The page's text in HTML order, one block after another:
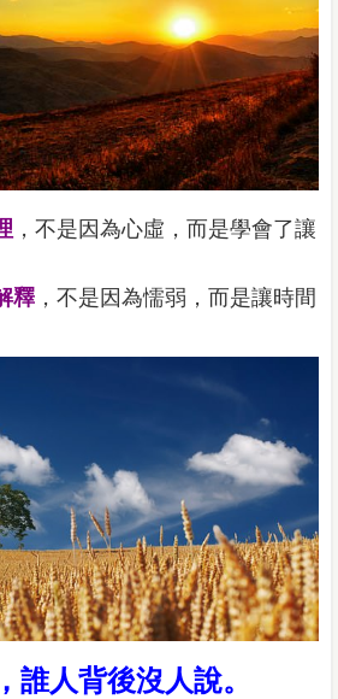
，不是因為心虛，而是學會了讓
釋 ，不是因為懦弱，而是讓時間
誰人背後沒人說。